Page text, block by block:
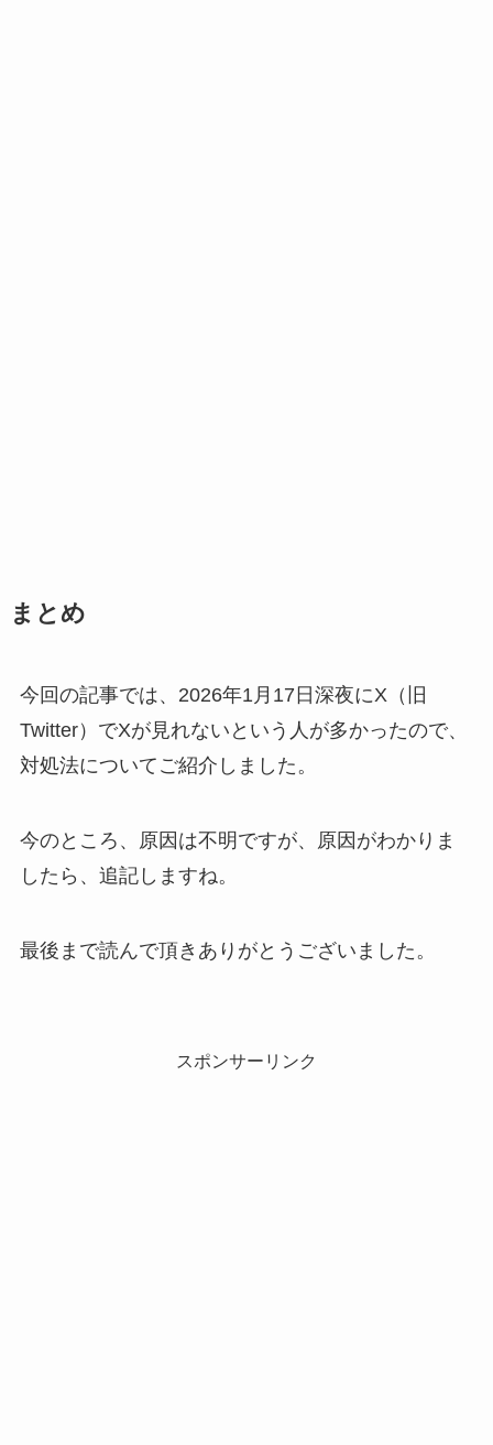
まとめ
今回の記事では、2026年1月17日深夜にX（旧
Twitter）でXが見れないという人が多かったので、
対処法についてご紹介しました。
今のところ、原因は不明ですが、原因がわかりま
したら、追記しますね。
最後まで読んで頂きありがとうございました。
スポンサーリンク